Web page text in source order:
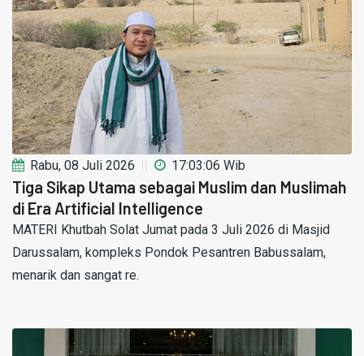
Rabu, 08 Juli 2026 17:03:06 Wib
Tiga Sikap Utama sebagai Muslim dan Muslimah
di Era Artificial Intelligence
MATERI Khutbah Solat Jumat pada 3 Juli 2026 di Masjid
Darussalam, kompleks Pondok Pesantren Babussalam,
menarik dan sangat re.